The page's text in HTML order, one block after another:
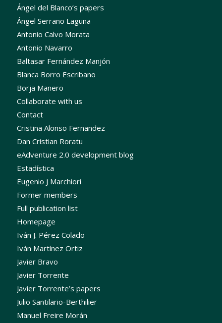
Ángel del Blanco’s papers
Ángel Serrano Laguna
Antonio Calvo Morata
Antonio Navarro
Baltasar Fernández Manjón
Blanca Borro Escribano
Borja Manero
Collaborate with us
Contact
Cristina Alonso Fernandez
Dan Cristian Roratu
eAdventure 2.0 development blog
Estadística
Eugenio J Marchiori
Former members
Full publication list
Homepage
Iván J. Pérez Colado
Iván Martínez Ortiz
Javier Bravo
Javier Torrente
Javier Torrente’s papers
Julio Santilario-Berthilier
Manuel Freire Morán